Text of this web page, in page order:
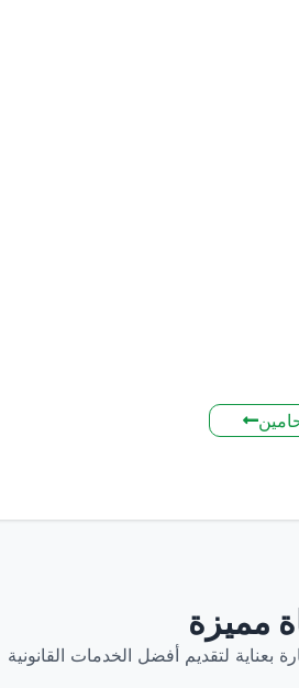
مميزة
بعناية لتقديم أفضل الخدمات القانونية